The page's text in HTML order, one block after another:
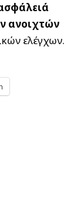
ανοιχτών
ελέγχων.